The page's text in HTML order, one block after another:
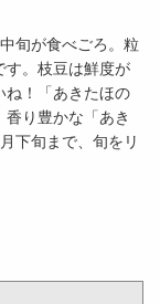
旬が食べごろ。粒
す。枝豆は鮮度が
ね！「あきたほの
り豊かな「あき
下旬まで、旬をリ